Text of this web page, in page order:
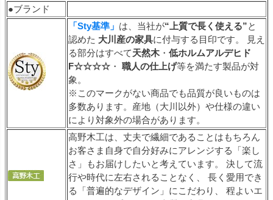
●ブランド
「Sty基準」 は、当社が“上質で長く使える”と
認めた 大川産の家具に付与する目印です。 見え
る部分はすべて天然木 ・ 低ホルムアルデヒド
F☆☆☆☆ ・ 職人の仕上げ等を満たす製品が対
象。
※このマークがない商品でも品質が良いものは
多数あります。産地（大川以外）や仕様の違い
により対象外の場合があります。
高野木工は、丈夫で繊細であることはもちろん
お客さま自身で自分好みにアレンジする「楽し
さ」もお届けしたいと考えています。 決して流
行や時代に左右されることなく、 長く愛用でき
る「普遍的なデザイン」にこだわり、 程よいエ